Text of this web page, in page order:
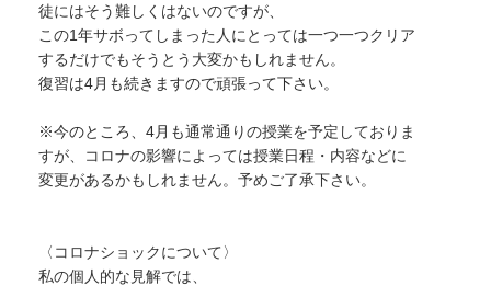
徒にはそう難しくはないのですが、
この1年サボってしまった人にとっては一つ一つクリア
するだけでもそうとう大変かもしれません。
復習は4月も続きますので頑張って下さい。
※今のところ、4月も通常通りの授業を予定しておりま
すが、コロナの影響によっては授業日程・内容などに
変更があるかもしれません。予めご了承下さい。
〈コロナショックについて〉
私の個人的な見解では、